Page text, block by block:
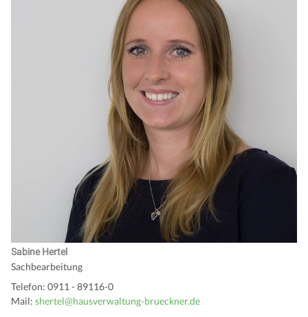
Sabine Hertel
Sachbearbeitung
Telefon: 0911 - 89116-0
Mail: shertel@hausverwaltung-brueckner.de